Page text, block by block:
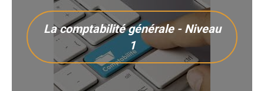
La comptabilité générale - Niveau
1